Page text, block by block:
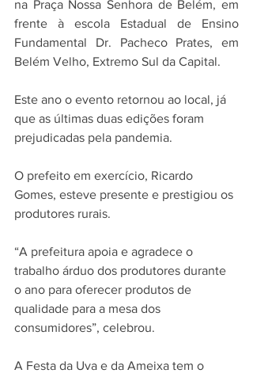
na Praça Nossa Senhora de Belém, em
frente à escola Estadual de Ensino
Fundamental Dr. Pacheco Prates, em
Belém Velho, Extremo Sul da Capital.
Este ano o evento retornou ao local, já
que as últimas duas edições foram
prejudicadas pela pandemia.
O prefeito em exercício, Ricardo
Gomes, esteve presente e prestigiou os
produtores rurais.
“A prefeitura apoia e agradece o
trabalho árduo dos produtores durante
o ano para oferecer produtos de
qualidade para a mesa dos
consumidores”, celebrou.
A Festa da Uva e da Ameixa tem o